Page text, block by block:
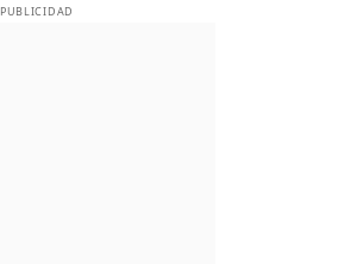
PUBLICIDAD